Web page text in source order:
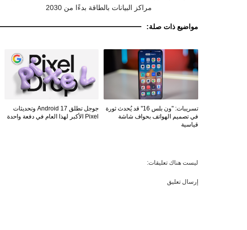
مراكز البيانات بالطاقة بدءًا من 2030
مواضيع ذات صلة:
تسريبات: "ون بلس 16" قد يُحدث ثورة
في تصميم الهواتف بحواف شاشة
قياسية
جوجل تطلق Android 17 وتحديثات
Pixel الأكبر لهذا العام في دفعة واحدة
ليست هناك تعليقات:
إرسال تعليق